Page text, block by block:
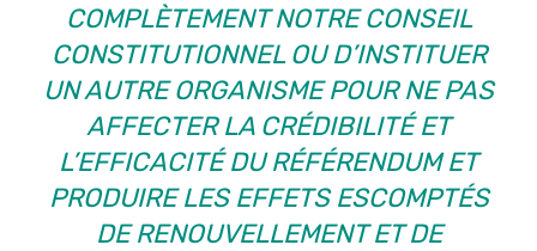
COMPLÈTEMENT NOTRE CONSEIL
CONSTITUTIONNEL OU D’INSTITUER
UN AUTRE ORGANISME POUR NE PAS
AFFECTER LA CRÉDIBILITÉ ET
L’EFFICACITÉ DU RÉFÉRENDUM ET
PRODUIRE LES EFFETS ESCOMPTÉS
DE RENOUVELLEMENT ET DE